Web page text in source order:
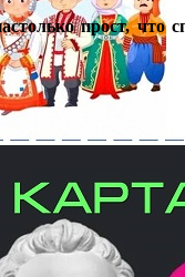
прост, что